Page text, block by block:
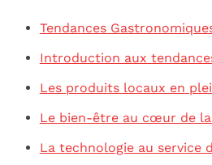
Tendances
Introduction aux
Les produits locaux en
Le bien-être au cœur de
La technologie au service